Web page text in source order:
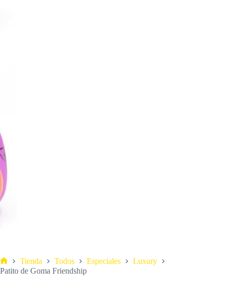
Tienda Todos Especiales
Luxury
Patito de Goma Friendship